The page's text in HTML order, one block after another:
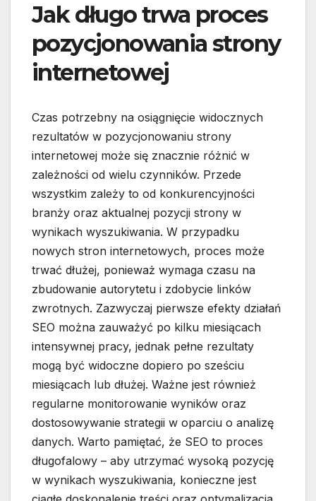
Jak długo trwa proces
pozycjonowania strony
internetowej
Czas potrzebny na osiągnięcie widocznych
rezultatów w pozycjonowaniu strony
internetowej może się znacznie różnić w
zależności od wielu czynników. Przede
wszystkim zależy to od konkurencyjności
branży oraz aktualnej pozycji strony w
wynikach wyszukiwania. W przypadku
nowych stron internetowych, proces może
trwać dłużej, ponieważ wymaga czasu na
zbudowanie autorytetu i zdobycie linków
zwrotnych. Zazwyczaj pierwsze efekty działań
SEO można zauważyć po kilku miesiącach
intensywnej pracy, jednak pełne rezultaty
mogą być widoczne dopiero po sześciu
miesiącach lub dłużej. Ważne jest również
regularne monitorowanie wyników oraz
dostosowywanie strategii w oparciu o analizę
danych. Warto pamiętać, że SEO to proces
długofalowy – aby utrzymać wysoką pozycję
w wynikach wyszukiwania, konieczne jest